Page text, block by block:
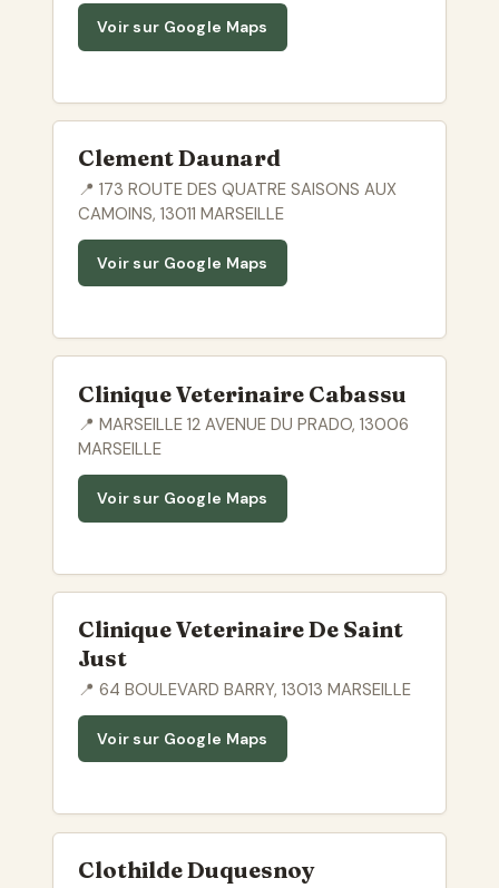
Voir sur Google Maps
Clement Daunard
📍 173 ROUTE DES QUATRE SAISONS AUX
CAMOINS, 13011 MARSEILLE
Voir sur Google Maps
Clinique Veterinaire Cabassu
📍 MARSEILLE 12 AVENUE DU PRADO, 13006
MARSEILLE
Voir sur Google Maps
Clinique Veterinaire De Saint
Just
📍 64 BOULEVARD BARRY, 13013 MARSEILLE
Voir sur Google Maps
Clothilde Duquesnoy